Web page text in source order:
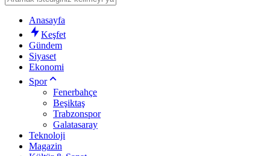
Anasayfa
Keşfet
Gündem
Siyaset
Ekonomi
Spor
Fenerbahçe
Beşiktaş
Trabzonspor
Galatasaray
Teknoloji
Magazin